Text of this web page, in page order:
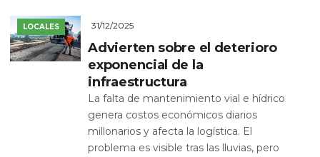
LOCALES 31/12/2025
Advierten sobre el deterioro
exponencial de la
infraestructura
La falta de mantenimiento vial e hídrico
genera costos económicos diarios
millonarios y afecta la logística. El
problema es visible tras las lluvias, pero